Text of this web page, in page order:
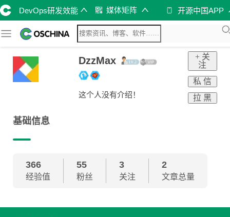
DevOps研发效能 媒体矩阵 开源中国APP
DzzMax
这个人没有介绍！
+ 关
注
私 信
拉 黑
基础信息
366
经验值
55
粉丝
3
关注
2
文章总量